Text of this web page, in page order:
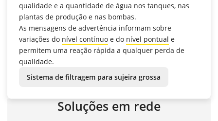
qualidade e a quantidade de água nos tanques, nas
plantas de produção e nas bombas.
As mensagens de advertência informam sobre
variações do nível contínuo e do nível pontual e
permitem uma reação rápida a qualquer perda de
qualidade.
Sistema de filtragem para sujeira grossa
Soluções em rede